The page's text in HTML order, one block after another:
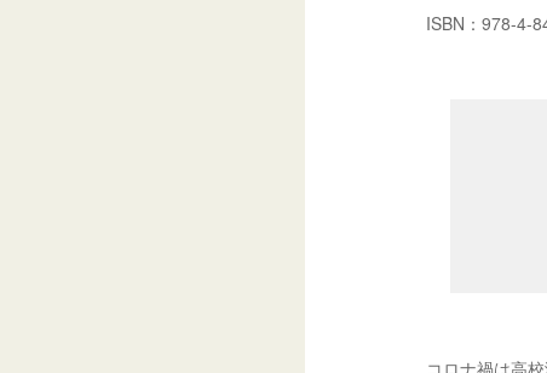
ISBN：978-4-
コロナ禍は高